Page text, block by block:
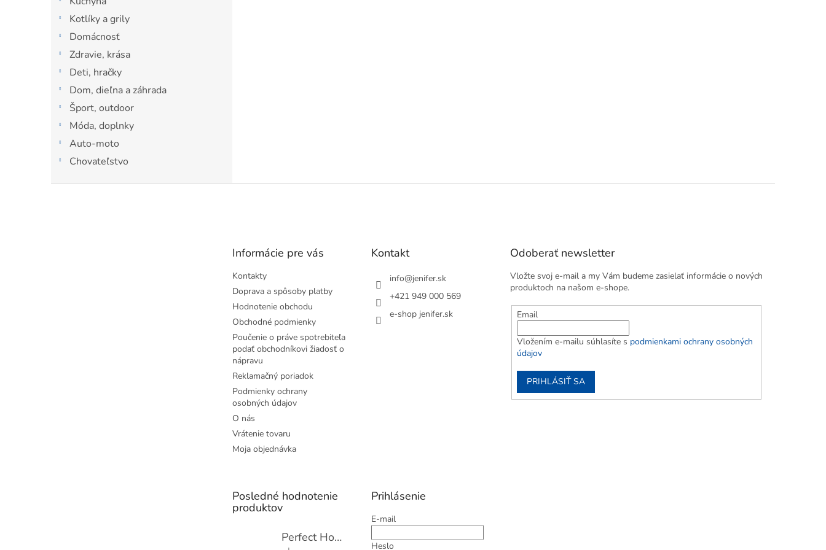
Kotlíky a grily
Domácnosť
Zdravie, krása
Deti, hračky
Dom, dieľna a záhrada
Šport, outdoor
Móda, doplnky
Auto-moto
Chovateľstvo
Informácie pre vás
Kontakty
Doprava a spôsoby platby
Hodnotenie obchodu
Obchodné podmienky
Poučenie o práve spotrebiteľa
podať obchodníkovi žiadosť o
nápravu
Reklamačný poriadok
Podmienky ochrany
osobných údajov
O nás
Vrátenie tovaru
Moja objednávka
Kontakt
info@jenifer.sk
+421 949 000 569
e-shop jenifer.sk
Odoberať newsletter
Vložte svoj e-mail a my Vám budeme zasielať informácie o nových
produktoch na našom e-shope.
Email
Vložením e-mailu súhlasíte s podmienkami ochrany osobných
údajov
PRIHLÁSIŤ SA
Posledné hodnotenie
produktov
Perfect Home Tĺčik na mäso so sekáčikom, 56893
Prihlásenie
E-mail
Heslo